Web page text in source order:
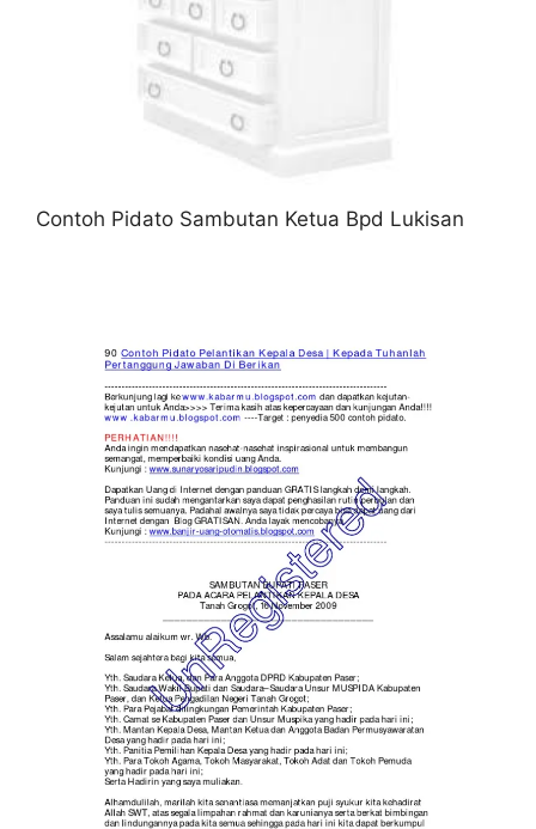
Contoh Pidato Sambutan Ketua Bpd Lukisan